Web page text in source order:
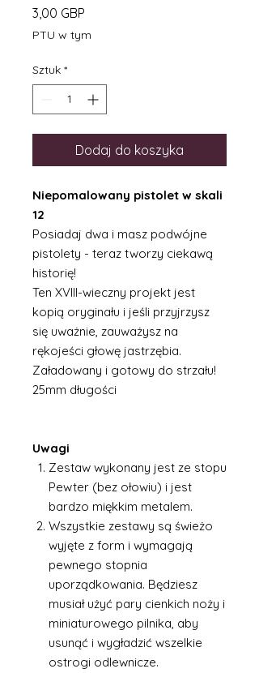
3,00 GBP
PTU w tym
Sztuk *
Dodaj do koszyka
Niepomalowany pistolet w skali
12
Posiadaj dwa i masz podwójne
pistolety - teraz tworzy ciekawą
historię!
Ten XVIII-wieczny projekt jest
kopią oryginału i jeśli przyjrzysz
się uważnie, zauważysz na
rękojeści głowę jastrzębia.
Załadowany i gotowy do strzału!
25mm długości
Uwagi
Zestaw wykonany jest ze stopu
Pewter (bez ołowiu) i jest
bardzo miękkim metalem.
Wszystkie zestawy są świeżo
wyjęte z form i wymagają
pewnego stopnia
uporządkowania. Będziesz
musiał użyć pary cienkich noży i
miniaturowego pilnika, aby
usunąć i wygładzić wszelkie
ostrogi odlewnicze.